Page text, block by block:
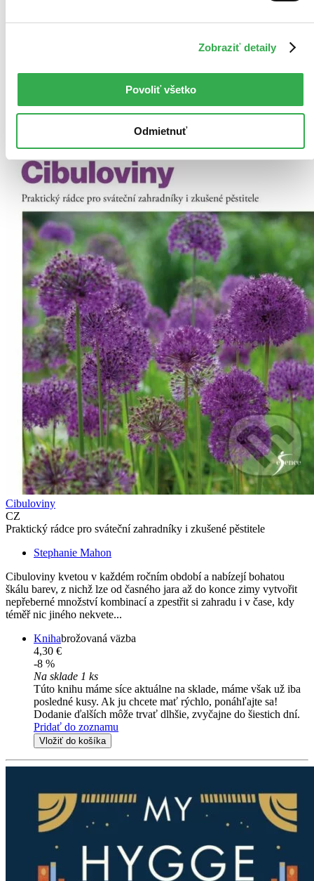
Zobraziť detaily
Povoliť všetko
Odmietnuť
Máte čítačku, tablet alebo mobil? Stiahnite si do nich e-knihu:
Vložiť do košíka
Cibuloviny
CZ
Praktický rádce pro sváteční zahradníky i zkušené pěstitele
Stephanie Mahon
Cibuloviny kvetou v každém ročním období a nabízejí bohatou
škálu barev, z nichž lze od časného jara až do konce zimy vytvořit
nepřeberné množství kombinací a zpestřit si zahradu i v čase, kdy
téměř nic jiného nekvete...
Knihabrožovaná väzba
4,30 €
-8 %
Na sklade 1 ks
Túto knihu máme síce aktuálne na sklade, máme však už iba
posledné kusy. Ak ju chcete mať rýchlo, ponáhľajte sa!
Dodanie ďalších môže trvať dlhšie, zvyčajne do šiestich dní.
Pridať do zoznamu
Vložiť do košíka